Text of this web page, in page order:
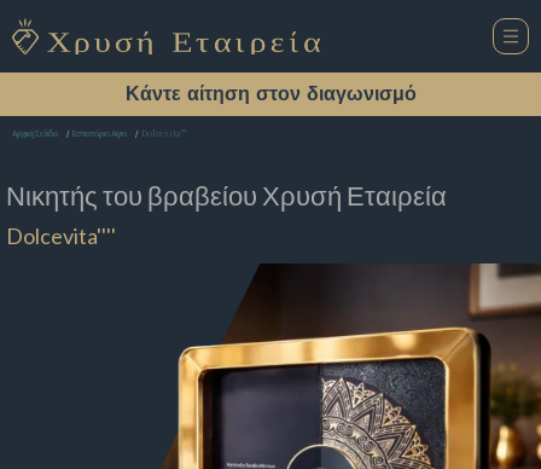
Κάντε αίτηση στον διαγωνισμό
Αρχική Σελίδα Εστιατόριο Αιγιο Dolcevita''''
Νικητής του βραβείου Χρυσή Εταιρεία
Dolcevita''''